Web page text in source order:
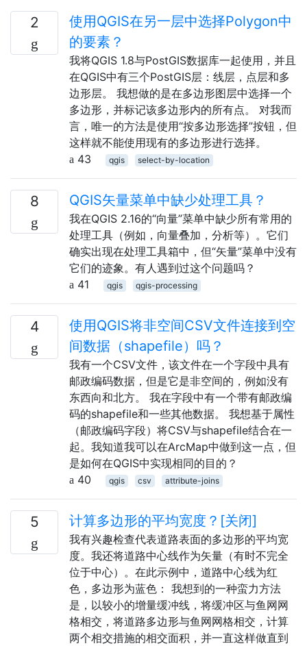
2
使用QGIS在另一层中选择Polygon中
的要素？
我将QGIS 1.8与PostGIS数据库一起使用，并且
在QGIS中有三个PostGIS层：线层，点层和多
边形层。 我想做的是在多边形图层中选择一个
多边形，并标记该多边形内的所有点。 对我而
言，唯一的方法是使用“按多边形选择”按钮，但
这样就不能使用现有的多边形进行选择。
43
qgis select-by-location
8 QGIS矢量菜单中缺少处理工具？
我在QGIS 2.16的“向量”菜单中缺少所有常用的
处理工具（例如，向量叠加，分析等）。它们
确实出现在处理工具箱中，但“矢量”菜单中没有
它们的迹象。有人遇到过这个问题吗？
41
qgis qgis-processing
4
使用QGIS将非空间CSV文件连接到空
间数据（shapefile）吗？
我有一个CSV文件，该文件在一个字段中具有
邮政编码数据，但是它是非空间的，例如没有
东西向和北方。 我在字段中有一个带有邮政编
码的shapefile和一些其他数据。 我想基于属性
（邮政编码字段）将CSV与shapefile结合在一
起。我知道我可以在ArcMap中做到这一点，但
是如何在QGIS中实现相同的目的？
40
qgis csv attribute-joins
5 计算多边形的平均宽度？[关闭]
我有兴趣检查代表道路表面的多边形的平均宽
度。我还将道路中心线作为矢量（有时不完全
位于中心）。在此示例中，道路中心线为红
色，多边形为蓝色： 我想到的一种蛮力方法
是，以较小的增量缓冲线，将缓冲区与鱼网网
格相交，将道路多边形与鱼网网格相交，计算
两个相交措施的相交面积，并一直这样做直到